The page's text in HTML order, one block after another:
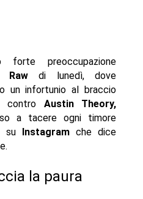
forte preoccupazione
Rawdi lunedì, dove
un infortunio al braccio
contro Austin Theory,
a tacere ogni timore
su
Instagramche dice
la paura